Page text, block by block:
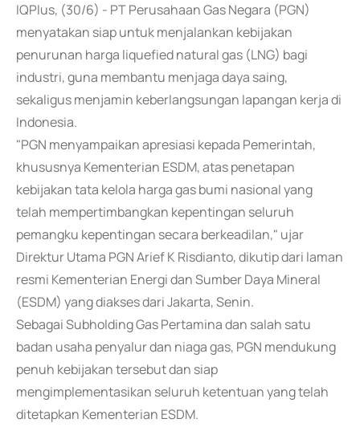
IQPlus, (30/6) - PT Perusahaan Gas Negara (PGN)
menyatakan siap untuk menjalankan kebijakan
penurunan harga liquefied natural gas (LNG) bagi
industri, guna membantu menjaga daya saing,
sekaligus menjamin keberlangsungan lapangan kerja di
Indonesia.
"PGN menyampaikan apresiasi kepada Pemerintah,
khususnya Kementerian ESDM, atas penetapan
kebijakan tata kelola harga gas bumi nasional yang
telah mempertimbangkan kepentingan seluruh
pemangku kepentingan secara berkeadilan," ujar
Direktur Utama PGN Arief K Risdianto, dikutip dari laman
resmi Kementerian Energi dan Sumber Daya Mineral
(ESDM) yang diakses dari Jakarta, Senin.
Sebagai Subholding Gas Pertamina dan salah satu
badan usaha penyalur dan niaga gas, PGN mendukung
penuh kebijakan tersebut dan siap
mengimplementasikan seluruh ketentuan yang telah
ditetapkan Kementerian ESDM.